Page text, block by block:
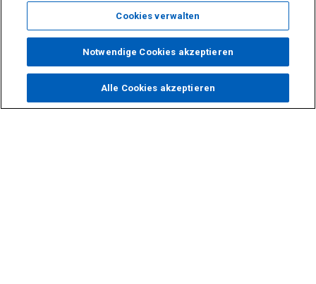
Cookies verwalten
Notwendige Cookies akzeptieren
Alle Cookies akzeptieren